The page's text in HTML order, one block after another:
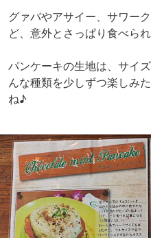
グァバやアサイー、サワー
ど、意外とさっぱり食べられ
パンケーキの生地は、サイ
んな種類を少しずつ楽しみ
ね♪